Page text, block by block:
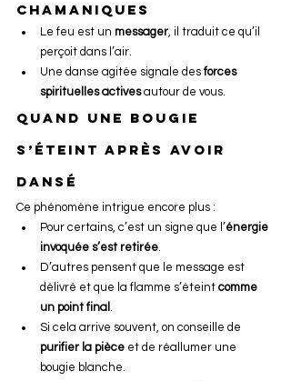
chamaniques
Le feu est un messager, il traduit ce qu’il
perçoit dans l’air.
Une danse agitée signale des forces
spirituelles actives autour de vous.
Quand une bougie
s’éteint après avoir
dansé
Ce phénomène intrigue encore plus :
Pour certains, c’est un signe que l’énergie
invoquée s’est retirée.
D’autres pensent que le message est
délivré et que la flamme s’éteint comme
un point final .
Si cela arrive souvent, on conseille de
purifier la pièce et de réallumer une
bougie blanche.